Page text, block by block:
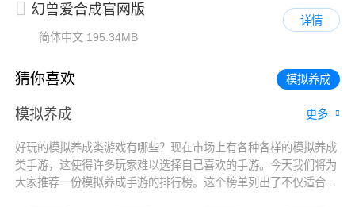
幻兽爱合成官网版
简体中文 195.34MB
详情
猜你喜欢 模拟养成
模拟养成 更多
好玩的模拟养成类游戏有哪些？现在市场上有各种各样的模拟养成
类手游，这使得许多玩家难以选择自己喜欢的手游。今天我们将为
大家推荐一份模拟养成手游的排行榜。这个榜单列出了不仅适合男